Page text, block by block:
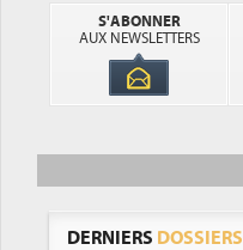
S'ABONNER
AUX NEWSLETTERS
DERNIERS DOSSIERS